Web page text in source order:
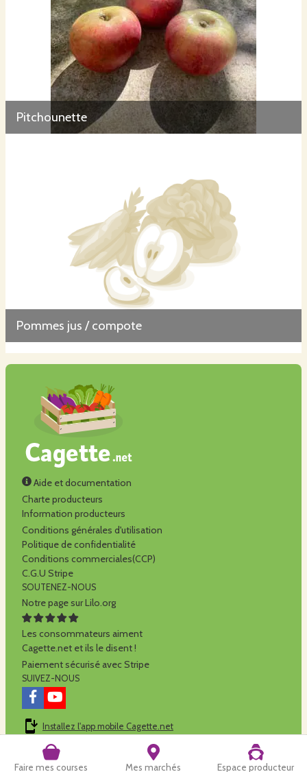
Faire mes courses Mes marchés Espace producteur
Pitchounette
Pommes jus / compote
Aide et documentation
Charte producteurs
Information producteurs
Conditions générales d'utilisation
Politique de confidentialité
Conditions commerciales(CCP)
C.G.U Stripe
SOUTENEZ-NOUS
Notre page sur Lilo.org
Les consommateurs aiment
Cagette.net et ils le disent !
Paiement sécurisé avec Stripe
SUIVEZ-NOUS
Installez l'app mobile Cagette.net
Cagette.net est réalisé par la SCOP Alilo